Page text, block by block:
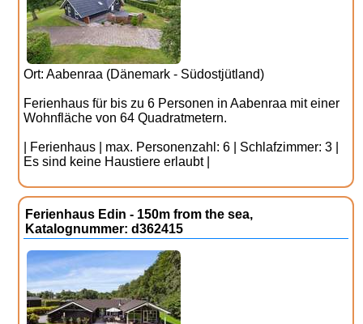
Ort: Aabenraa (Dänemark - Südostjütland)
Ferienhaus für bis zu 6 Personen in Aabenraa mit einer
Wohnfläche von 64 Quadratmetern.
| Ferienhaus | max. Personenzahl: 6 | Schlafzimmer: 3 |
Es sind keine Haustiere erlaubt |
Ferienhaus Edin - 150m from the sea,
Katalognummer: d362415